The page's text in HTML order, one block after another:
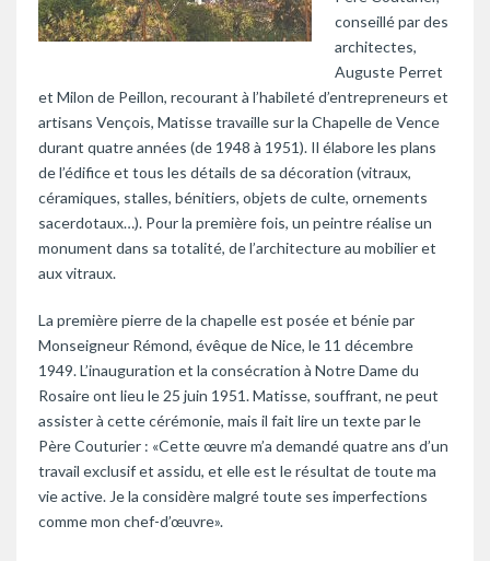
conseillé par des
architectes,
Auguste Perret
et Milon de Peillon, recourant à l’habileté d’entrepreneurs et
artisans Vençois, Matisse travaille sur la Chapelle de Vence
durant quatre années (de 1948 à 1951). Il élabore les plans
de l’édifice et tous les détails de sa décoration (vitraux,
céramiques, stalles, bénitiers, objets de culte, ornements
sacerdotaux…). Pour la première fois, un peintre réalise un
monument dans sa totalité, de l’architecture au mobilier et
aux vitraux.
La première pierre de la chapelle est posée et bénie par
Monseigneur Rémond, évêque de Nice, le 11 décembre
1949. L’inauguration et la consécration à Notre Dame du
Rosaire ont lieu le 25 juin 1951. Matisse, souffrant, ne peut
assister à cette cérémonie, mais il fait lire un texte par le
Père Couturier : «Cette œuvre m’a demandé quatre ans d’un
travail exclusif et assidu, et elle est le résultat de toute ma
vie active. Je la considère malgré toute ses imperfections
comme mon chef-d’œuvre».